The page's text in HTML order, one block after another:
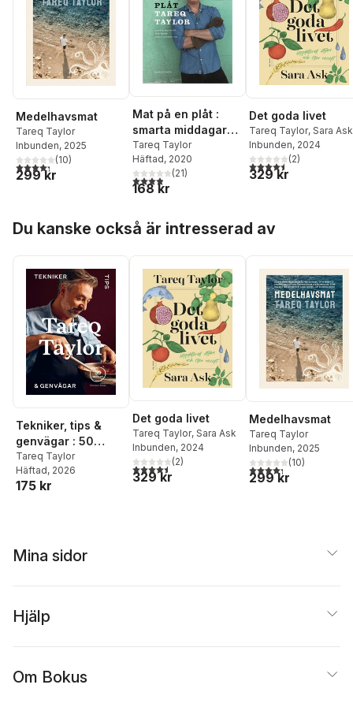
Medelhavsmat
Tareq Taylor
Inbunden, 2025
4,3utav 5 stjärnor. Totalt antal röster:
(10)
299 kr
Mat på en plåt :
smarta middagar
och andra enkla
ugnsrätter
Tareq Taylor
Häftad, 2020
3,9utav 5 stjärnor. Totalt antal röster:
(21)
168 kr
Det goda livet
Tareq Taylor, Sara Ask
Inbunden, 2024
4,5utav 5 stjärnor.
(2)
329 kr
Du kanske också är intresserad av
Tekniker, tips &
genvägar : 50
recept
Tareq Taylor
Häftad, 2026
175 kr
Det goda livet
Tareq Taylor, Sara Ask
Inbunden, 2024
4,5utav 5 stjärnor. Totalt antal röster:
(2)
329 kr
Medelhavsmat
Tareq Taylor
Inbunden, 2025
4,3utav 5 stjärnor.
(10)
299 kr
Mina sidor
Hjälp
Om Bokus